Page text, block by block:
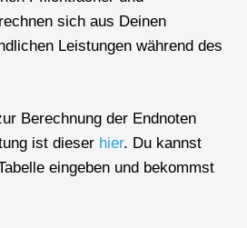
sich aus Deinen
Leistungen während des
Berechnung der Endnoten
ist dieser hier. Du kannst
eingeben und bekommst